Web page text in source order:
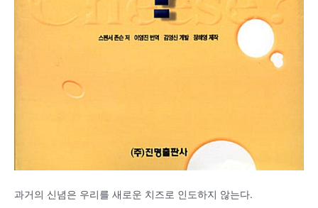
과거의 신념은 우리를 새로운 치즈로 인도하지 않는다.